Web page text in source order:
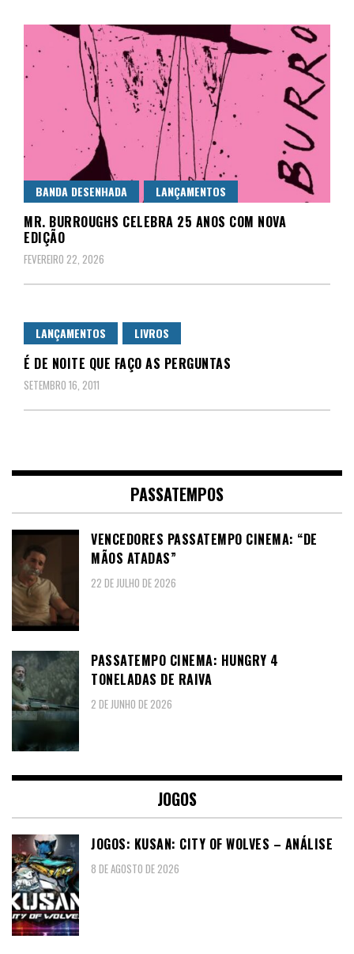
Central Comics
BANDA DESENHADA LANÇAMENTOS
MR. BURROUGHS CELEBRA 25 ANOS COM NOVA
EDIÇÃO
FEVEREIRO 22, 2026
LANÇAMENTOS LIVROS
É DE NOITE QUE FAÇO AS PERGUNTAS
SETEMBRO 16, 2011
PASSATEMPOS
VENCEDORES PASSATEMPO CINEMA: “DE
MÃOS ATADAS”
22 DE JULHO DE 2026
PASSATEMPO CINEMA: HUNGRY 4
TONELADAS DE RAIVA
2 DE JUNHO DE 2026
JOGOS
JOGOS: KUSAN: CITY OF WOLVES – ANÁLISE
8 DE AGOSTO DE 2026